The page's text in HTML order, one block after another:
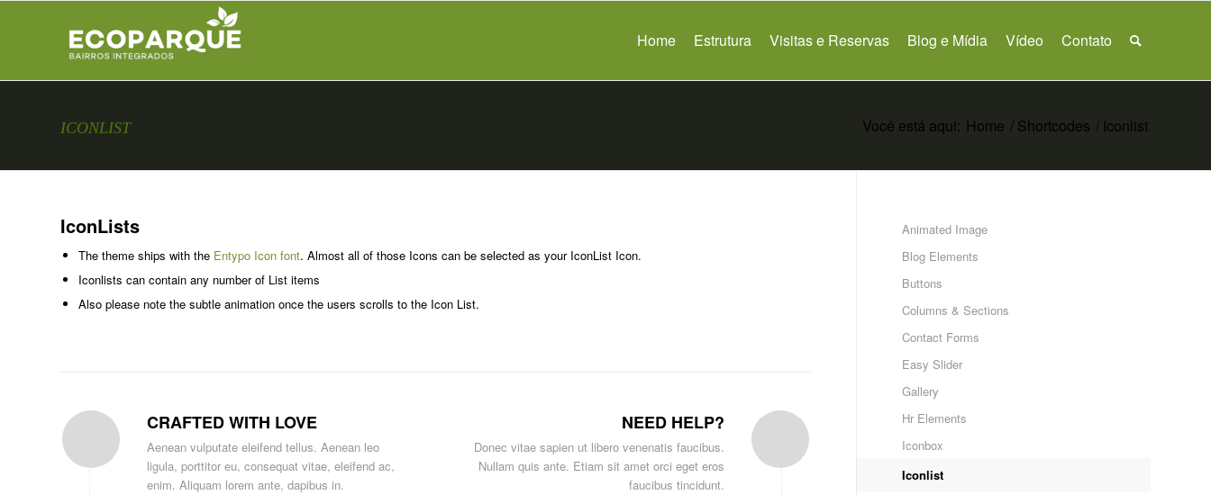
Home Estrutura Visitas e Reservas Blog e Mídia Vídeo Contato
ICONLIST Você está aqui: Home / Shortcodes / Iconlist
IconLists
The theme ships with the Entypo Icon font. Almost all of those Icons can be selected as your IconList Icon.
Iconlists can contain any number of List items
Also please note the subtle animation once the users scrolls to the Icon List.
CRAFTED WITH LOVE
Aenean vulputate eleifend tellus. Aenean leo
ligula, porttitor eu, consequat vitae, eleifend ac,
enim. Aliquam lorem ante, dapibus in.
NEED HELP?
Donec vitae sapien ut libero venenatis faucibus.
Nullam quis ante. Etiam sit amet orci eget eros
faucibus tincidunt.
Animated Image
Blog Elements
Buttons
Columns & Sections
Contact Forms
Easy Slider
Gallery
Hr Elements
Iconbox
Iconlist